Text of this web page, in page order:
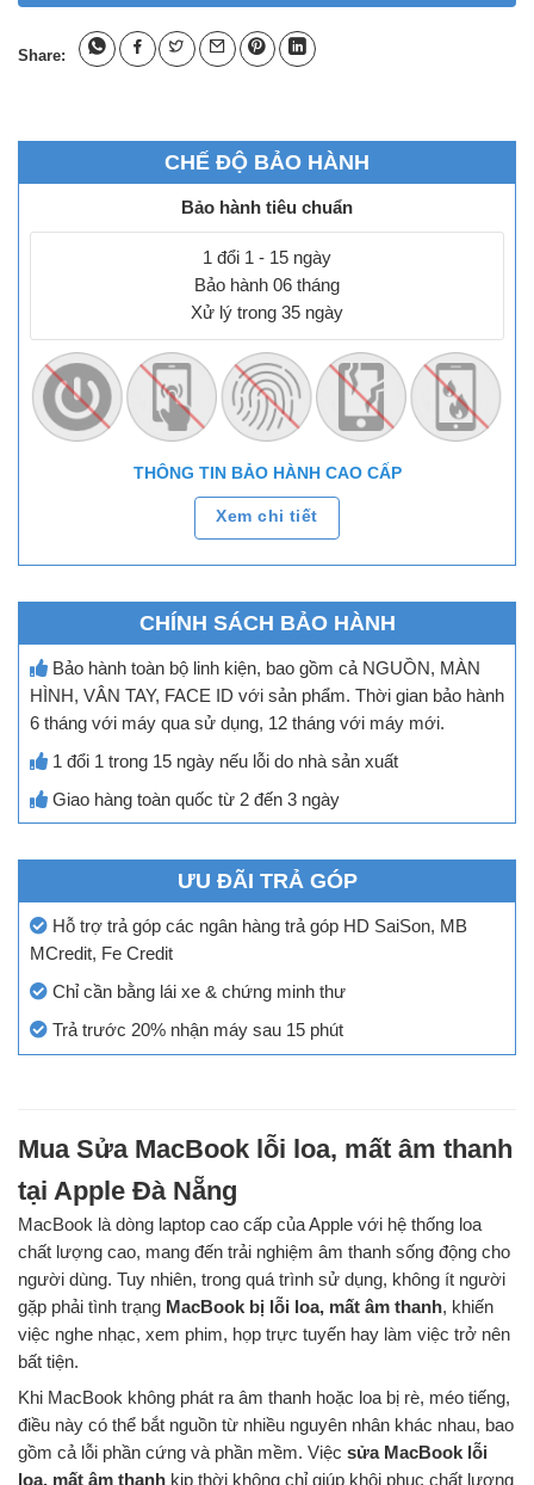
Share:
CHẾ ĐỘ BẢO HÀNH
Bảo hành tiêu chuẩn
1 đổi 1 - 15 ngày
Bảo hành 06 tháng
Xử lý trong 35 ngày
THÔNG TIN BẢO HÀNH CAO CẤP
Xem chi tiết
CHÍNH SÁCH BẢO HÀNH
Bảo hành toàn bộ linh kiện, bao gồm cả NGUỒN, MÀN
HÌNH, VÂN TAY, FACE ID với sản phẩm. Thời gian bảo hành
6 tháng với máy qua sử dụng, 12 tháng với máy mới.
1 đổi 1 trong 15 ngày nếu lỗi do nhà sản xuất
Giao hàng toàn quốc từ 2 đến 3 ngày
ƯU ĐÃI TRẢ GÓP
Hỗ trợ trả góp các ngân hàng trả góp HD SaiSon, MB
MCredit, Fe Credit
Chỉ cần bằng lái xe & chứng minh thư
Trả trước 20% nhận máy sau 15 phút
Mua Sửa MacBook lỗi loa, mất âm thanh
tại Apple Đà Nẵng
MacBook là dòng laptop cao cấp của Apple với hệ thống loa
chất lượng cao, mang đến trải nghiệm âm thanh sống động cho
người dùng. Tuy nhiên, trong quá trình sử dụng, không ít người
gặp phải tình trạng MacBook bị lỗi loa, mất âm thanh, khiến
việc nghe nhạc, xem phim, họp trực tuyến hay làm việc trở nên
bất tiện.
Khi MacBook không phát ra âm thanh hoặc loa bị rè, méo tiếng,
điều này có thể bắt nguồn từ nhiều nguyên nhân khác nhau, bao
gồm cả lỗi phần cứng và phần mềm. Việc sửa MacBook lỗi
loa, mất âm thanh kịp thời không chỉ giúp khôi phục chất lượng